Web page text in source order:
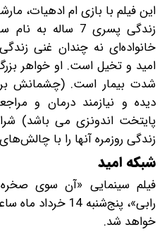
این فیلم با بازی ام ادهیات،
زندگی پسری 7
خانواده‌ای نه چندان غنی
امید و تخیل است. او خواهر
شدت بیمار است. (چشمانش
دیده و نیازمند درمان و
پایتخت اندونزی می باشد)
زندگی روزمره آنها را با
شبکه امید
فیلم سینمایی «آن سوی
خواهد شد.